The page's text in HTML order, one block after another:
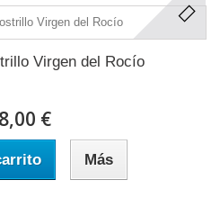
Virgen del Rocío
€
Más